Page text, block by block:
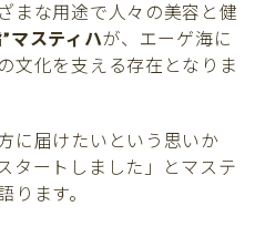
まな用途で人々の美容と健
マスティハが、エーゲ海に
文化を支える存在となりま
に届けたいという思いか
タートしました」とマステ
ります。